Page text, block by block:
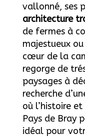
vallonné, ses
architecture
de fermes à
majestueux
cœur de la
regorge de
paysages à
recherche
où l’histoire
Pays de Bray
idéal pour